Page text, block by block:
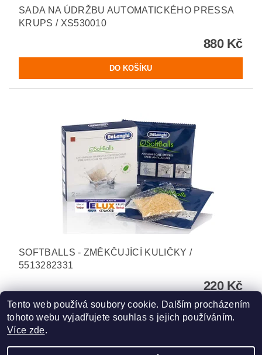
SADA NA ÚDRŽBU AUTOMATICKÉHO PRESSA
KRUPS / XS530010
880 Kč
SOFTBALLS - ZMĚKČUJÍCÍ KULIČKY /
5513282331
220 Kč
Tento web používá soubory cookie. Dalším procházením
tohoto webu vyjadřujete souhlas s jejich používáním.
Více zde.